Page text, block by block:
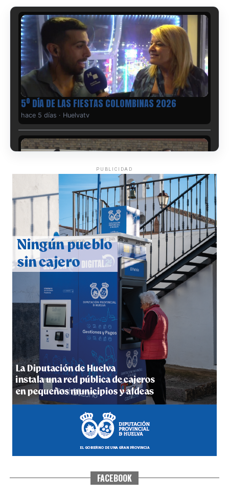
5º DÍA DE LAS FIESTAS COLOMBINAS 2026
hace 5 días · Huelvatv
CUARTA CORRIDA DE LAS FIESTAS COLOMBINAS
2026
hace 6 días·Huelvatv
4º DÍA DE LAS FIESTAS COLOMBINAS 2026
hace 6 días·Huelvatv
SEXTA CORRIDA DE LAS FIESTAS COLOMBINAS
PUBLICIDAD
FACEBOOK